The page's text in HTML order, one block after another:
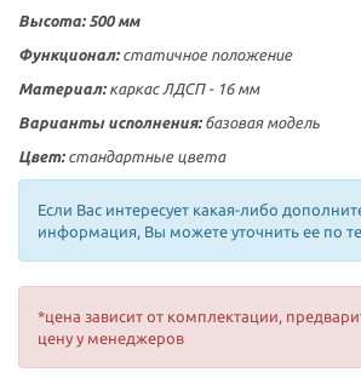
Высота: 500 мм
Функционал: статичное положение
Материал: каркас ЛДСП - 16 мм
Варианты исполнения:базовая модель
Цвет:стандартные цвета
Если Вас интересует какая-либо
информация, Вы можете уточнить ее по
*цена зависит от комплектации,
цену у менеджеров